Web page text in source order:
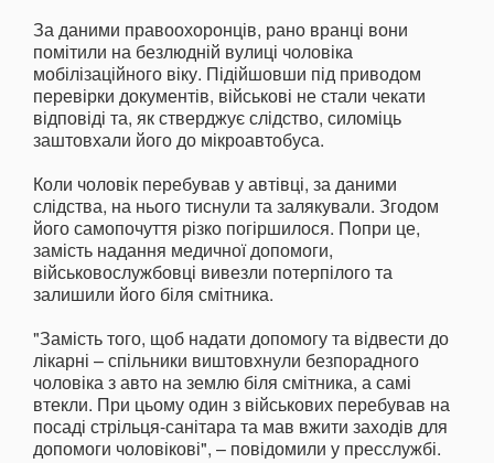
За даними правоохоронців, рано вранці вони
помітили на безлюдній вулиці чоловіка
мобілізаційного віку. Підійшовши під приводом
перевірки документів, військові не стали чекати
відповіді та, як стверджує слідство, силоміць
заштовхали його до мікроавтобуса.
Коли чоловік перебував у автівці, за даними
слідства, на нього тиснули та залякували. Згодом
його самопочуття різко погіршилося. Попри це,
замість надання медичної допомоги,
військовослужбовці вивезли потерпілого та
залишили його біля смітника.
"Замість того, щоб надати допомогу та відвести до
лікарні – спільники виштовхнули безпорадного
чоловіка з авто на землю біля смітника, а самі
втекли. При цьому один з військових перебував на
посаді стрільця-санітара та мав вжити заходів для
допомоги чоловікові", – повідомили у пресслужбі.